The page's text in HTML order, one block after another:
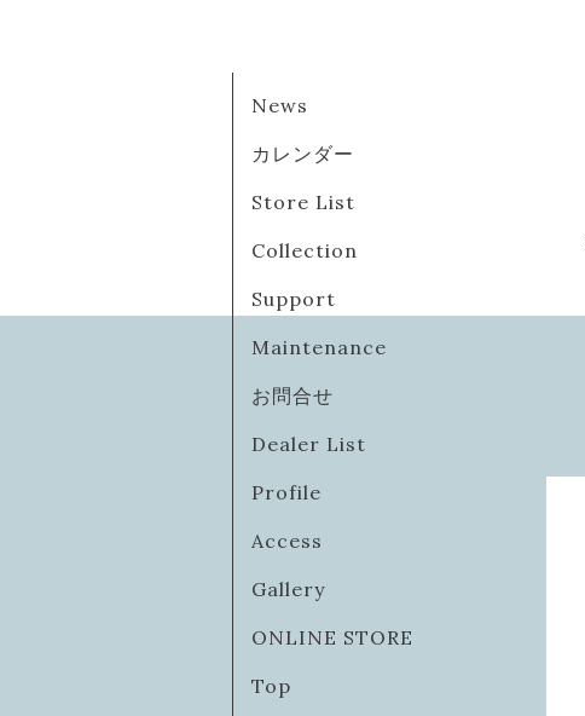
News
カレンダー
Store List
Collection
Support
Maintenance
お問合せ
Dealer List
Profile
Access
Gallery
ONLINE STORE
Top